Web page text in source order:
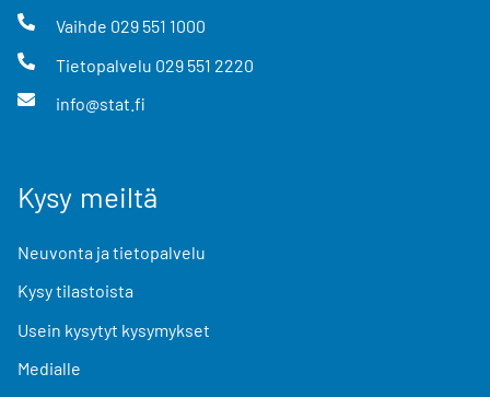
Vaihde 029 551 1000
Tietopalvelu 029 551 2220
info@stat.fi
Kysy meiltä
Neuvonta ja tietopalvelu
Kysy tilastoista
Usein kysytyt kysymykset
Medialle